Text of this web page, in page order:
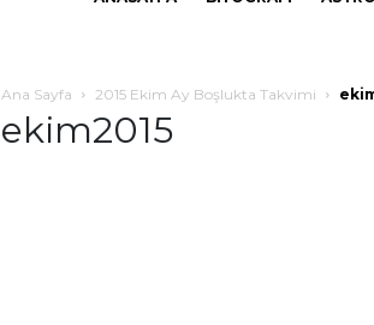
Ana Sayfa 2015 Ekim Ay Boşlukta Takvimi
ekim2015